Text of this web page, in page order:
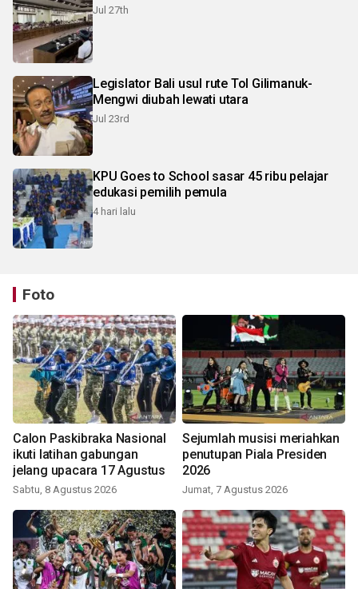
Jul 27th
Legislator Bali usul rute Tol Gilimanuk-
Mengwi diubah lewati utara
Jul 23rd
KPU Goes to School sasar 45 ribu pelajar
edukasi pemilih pemula
4 hari lalu
Foto
Calon Paskibraka Nasional
ikuti latihan gabungan
jelang upacara 17 Agustus
Sabtu, 8 Agustus 2026
Sejumlah musisi meriahkan
penutupan Piala Presiden
2026
Jumat, 7 Agustus 2026